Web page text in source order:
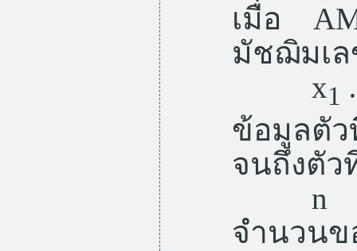
เมื่อ
มัชฌิมเ
x1
ข้อมูลตัว
จนถึงตัว
n
จำนวน